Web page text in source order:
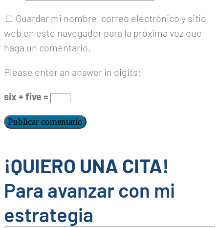
Guardar mi nombre, correo electrónico y sitio
web en este navegador para la próxima vez que
haga un comentario.
Please enter an answer in digits:
six + five =
¡QUIERO UNA CITA!
Para avanzar con mi
estrategia